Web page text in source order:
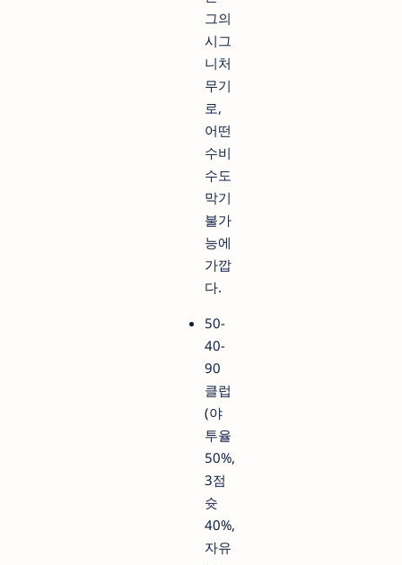
그의
시그
니처
무기
로,
어떤
수비
수도
막기
불가
능에
가깝
다.
50-
40-
90
클럽
(야
투율
50%,
3점
슛
40%,
자유